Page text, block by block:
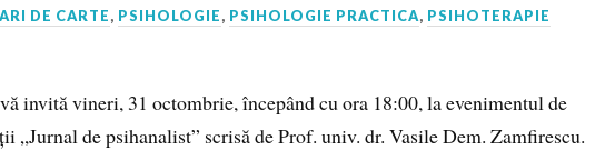
DE CARTE, PSIHOLOGIE, PSIHOLOGIE PRACTICA, PSIHOTERAPIE
invită vineri, 31 octombrie, începând cu ora 18:00, la evenimentul de
„Jurnal de psihanalist” scrisă de Prof. univ. dr. Vasile Dem. Zamfirescu.